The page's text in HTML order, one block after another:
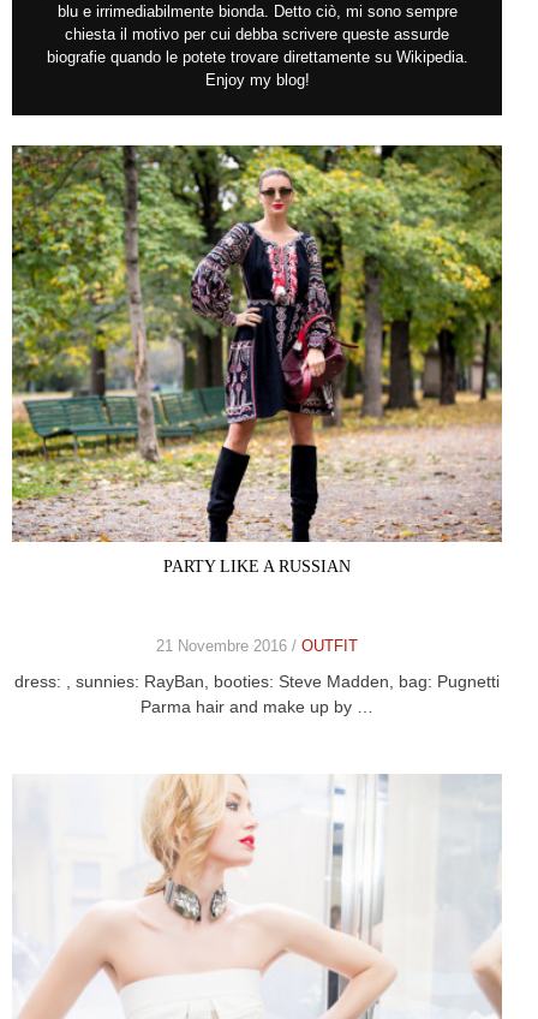
blu e irrimediabilmente bionda. Detto ciò, mi sono sempre
chiesta il motivo per cui debba scrivere queste assurde
biografie quando le potete trovare direttamente su Wikipedia.
Enjoy my blog!
PARTY LIKE A RUSSIAN
21 Novembre 2016 / OUTFIT
dress: , sunnies: RayBan, booties: Steve Madden, bag: Pugnetti
Parma hair and make up by …